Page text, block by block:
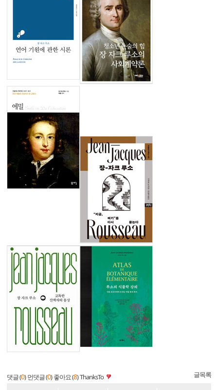
댓글 (0) 먼댓글 (0) 좋아요 (8)ThanksTo 글목록